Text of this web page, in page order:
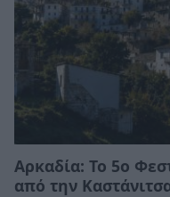
Αρκαδία: Το 5ο
από την